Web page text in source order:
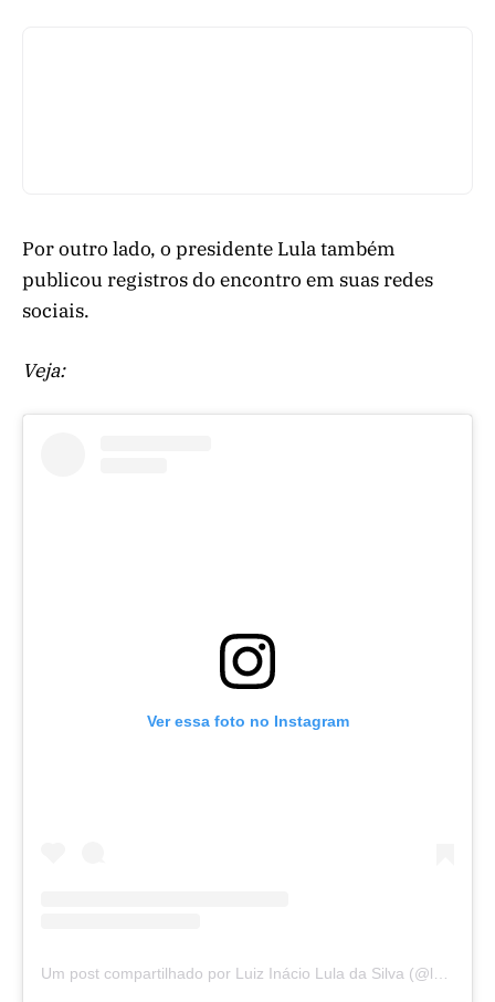
Por outro lado, o presidente Lula também
publicou registros do encontro em suas redes
sociais.
Veja:
Ver essa foto no Instagram